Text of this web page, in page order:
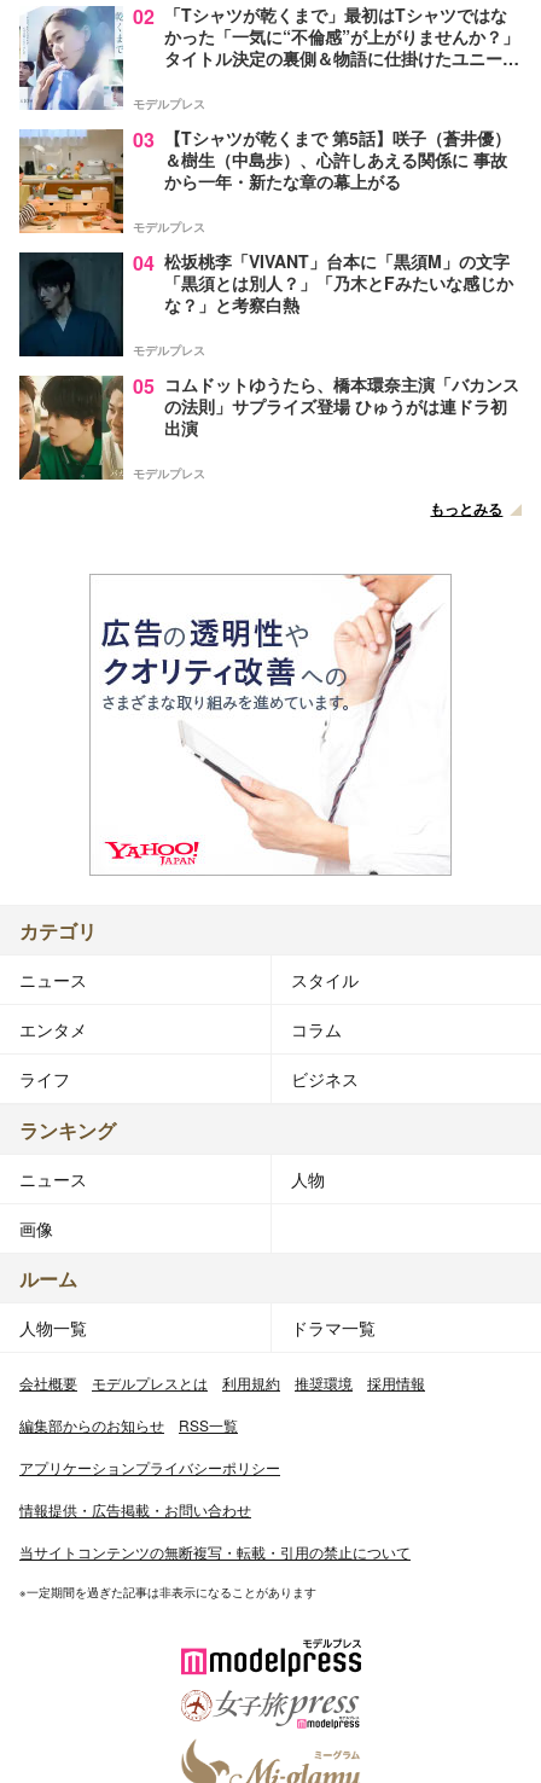
02
「Tシャツが乾くまで」最初はTシャツではな
かった「一気に“不倫感”が上がりませんか？」
タイトル決定の裏側＆物語に仕掛けたユニーク
モデルプレス
03
【Tシャツが乾くまで 第5話】咲子（蒼井優）
＆樹生（中島歩）、心許しあえる関係に 事故
から一年・新たな章の幕上がる
モデルプレス
04 松坂桃李「VIVANT」台本に「黒須M」の文字
「黒須とは別人？」「乃木とFみたいな感じか
な？」と考察白熱
モデルプレス
05 コムドットゆうたら、橋本環奈主演「バカンス
の法則」サプライズ登場 ひゅうがは連ドラ初
出演
モデルプレス
もっとみる
カテゴリ
ニュース スタイル
エンタメ コラム
ライフ ビジネス
ランキング
ニュース 人物
画像
ルーム
人物一覧 ドラマ一覧
会社概要 モデルプレスとは 利用規約 推奨環境 採用情報
編集部からのお知らせ RSS一覧
アプリケーションプライバシーポリシー
情報提供・広告掲載・お問い合わせ
当サイトコンテンツの無断複写・転載・引用の禁止について
※一定期間を過ぎた記事は非表示になることがあります